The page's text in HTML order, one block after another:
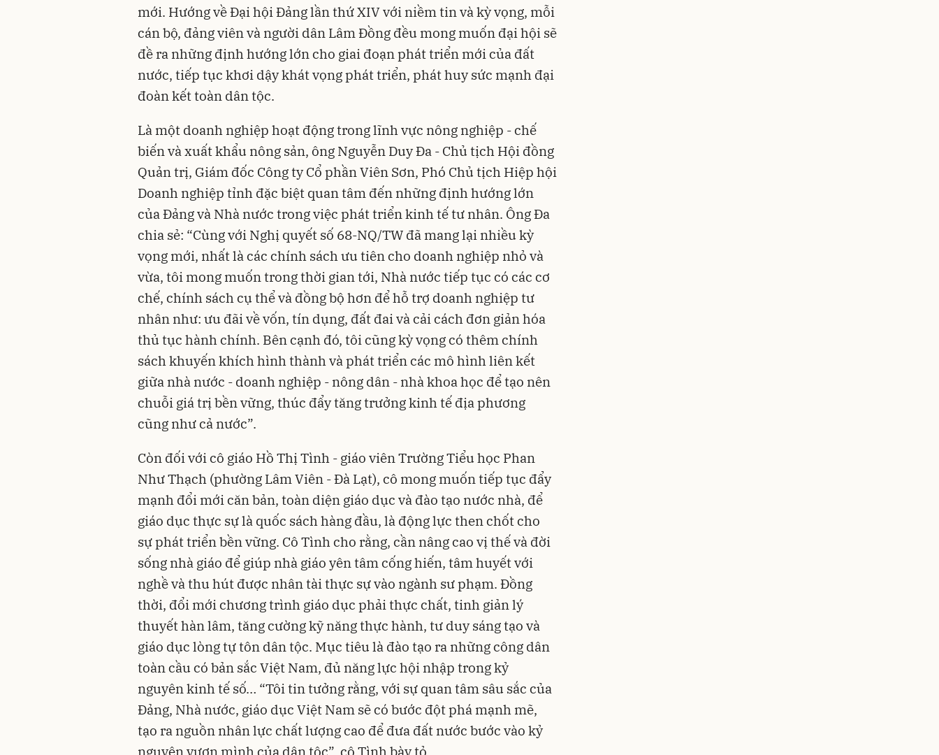
mới. Hướng về Đại hội Đảng lần thứ XIV với niềm tin và kỳ vọng, mỗi
cán bộ, đảng viên và người dân Lâm Đồng đều mong muốn đại hội sẽ
đề ra những định hướng lớn cho giai đoạn phát triển mới của đất
nước, tiếp tục khơi dậy khát vọng phát triển, phát huy sức mạnh đại
đoàn kết toàn dân tộc.
Là một doanh nghiệp hoạt động trong lĩnh vực nông nghiệp - chế
biến và xuất khẩu nông sản, ông Nguyễn Duy Đa - Chủ tịch Hội đồng
Quản trị, Giám đốc Công ty Cổ phần Viên Sơn, Phó Chủ tịch Hiệp hội
Doanh nghiệp tỉnh đặc biệt quan tâm đến những định hướng lớn
của Đảng và Nhà nước trong việc phát triển kinh tế tư nhân. Ông Đa
chia sẻ: “Cùng với Nghị quyết số 68-NQ/TW đã mang lại nhiều kỳ
vọng mới, nhất là các chính sách ưu tiên cho doanh nghiệp nhỏ và
vừa, tôi mong muốn trong thời gian tới, Nhà nước tiếp tục có các cơ
chế, chính sách cụ thể và đồng bộ hơn để hỗ trợ doanh nghiệp tư
nhân như: ưu đãi về vốn, tín dụng, đất đai và cải cách đơn giản hóa
thủ tục hành chính. Bên cạnh đó, tôi cũng kỳ vọng có thêm chính
sách khuyến khích hình thành và phát triển các mô hình liên kết
giữa nhà nước - doanh nghiệp - nông dân - nhà khoa học để tạo nên
chuỗi giá trị bền vững, thúc đẩy tăng trưởng kinh tế địa phương
cũng như cả nước”.
Còn đối với cô giáo Hồ Thị Tình - giáo viên Trường Tiểu học Phan
Như Thạch (phường Lâm Viên - Đà Lạt), cô mong muốn tiếp tục đẩy
mạnh đổi mới căn bản, toàn diện giáo dục và đào tạo nước nhà, để
giáo dục thực sự là quốc sách hàng đầu, là động lực then chốt cho
sự phát triển bền vững. Cô Tình cho rằng, cần nâng cao vị thế và đời
sống nhà giáo để giúp nhà giáo yên tâm cống hiến, tâm huyết với
nghề và thu hút được nhân tài thực sự vào ngành sư phạm. Đồng
thời, đổi mới chương trình giáo dục phải thực chất, tinh giản lý
thuyết hàn lâm, tăng cường kỹ năng thực hành, tư duy sáng tạo và
giáo dục lòng tự tôn dân tộc. Mục tiêu là đào tạo ra những công dân
toàn cầu có bản sắc Việt Nam, đủ năng lực hội nhập trong kỷ
nguyên kinh tế số… “Tôi tin tưởng rằng, với sự quan tâm sâu sắc của
Đảng, Nhà nước, giáo dục Việt Nam sẽ có bước đột phá mạnh mẽ,
tạo ra nguồn nhân lực chất lượng cao để đưa đất nước bước vào kỷ
nguyên vươn mình của dân tộc”, cô Tình bày tỏ.